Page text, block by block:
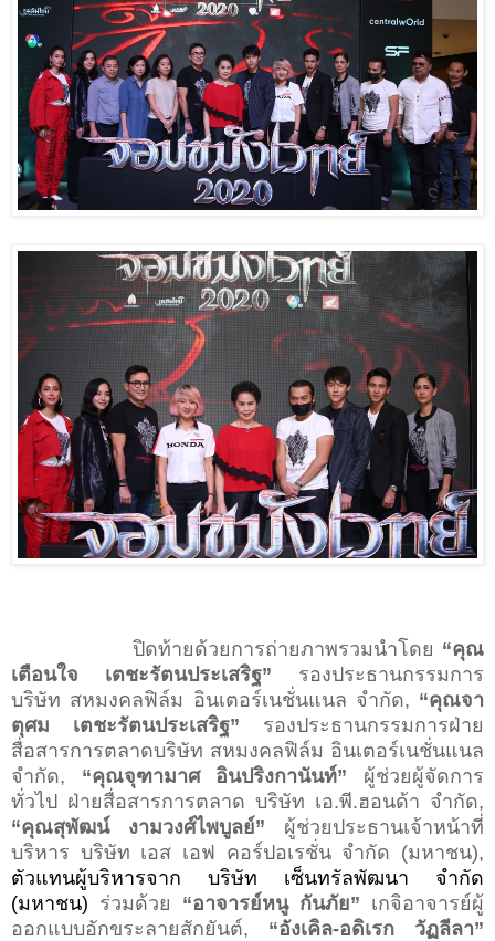
ปิดท้ายด้วยการถ่ายภาพรวมนำโดย “คุณ
เตือนใจ เตชะรัตนประเสริฐ” รองประธานกรรมการ
บริษัท สหมงคลฟิล์ม อินเตอร์เนชั่นแนล จำกัด, “คุณจา
ตุศม เตชะรัตนประเสริฐ” รองประธานกรรมการฝ่าย
สื่อสารการตลาดบริษัท สหมงคลฟิล์ม อินเตอร์เนชั่นแนล
จำกัด, “คุณจุฑามาศ อินปริงกานันท์” ผู้ช่วยผู้จัดการ
ทั่วไป ฝ่ายสื่อสารการตลาด บริษัท เอ.พี.ฮอนด้า จำกัด,
“คุณสุพัฒน์ งามวงศ์ไพบูลย์” ผู้ช่วยประธานเจ้าหน้าที่
บริหาร บริษัท เอส เอฟ คอร์ปอเรชั่น จำกัด (มหาชน),
ตัวแทนผู้บริหารจาก บริษัท เซ็นทรัลพัฒนา จำกัด
(มหาชน) ร่วมด้วย “อาจารย์หนู กันภัย” เกจิอาจารย์ผู้
ออกแบบอักขระลายสักยันต์, “อังเคิล-อดิเรก วัฏลีลา”